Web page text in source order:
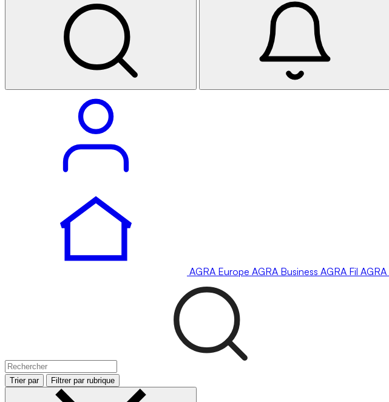
AGRA Europe AGRA Business AGRA Fil AGRA
Trier par Filtrer par rubrique